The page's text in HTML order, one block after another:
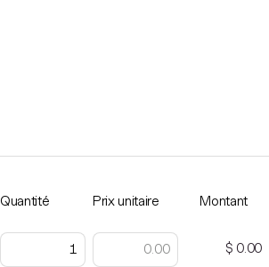
Quantité Prix unitaire Montant
$ 0.00